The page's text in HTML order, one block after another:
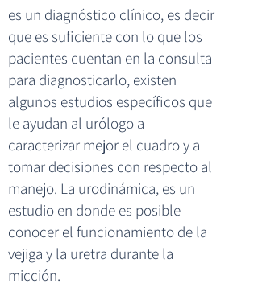
es un diagnóstico clínico, es decir
que es suficiente con lo que los
pacientes cuentan en la consulta
para diagnosticarlo, existen
algunos estudios específicos que
le ayudan al urólogo a
caracterizar mejor el cuadro y a
tomar decisiones con respecto al
manejo. La urodinámica, es un
estudio en donde es posible
conocer el funcionamiento de la
vejiga y la uretra durante la
micción.